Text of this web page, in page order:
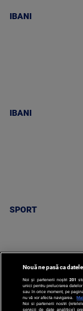
IBANI
IBANI
SPORT
SPORT
Nouă ne pasă ca
Noi și partenerii noștri 201
unici pentru prelucrarea
sau în orice moment, pe
nu vă vor afecta navigarea.
Noi si partenerii nostri
servicii de date analitice)